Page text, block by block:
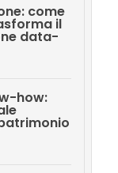
come
il
data-
how: